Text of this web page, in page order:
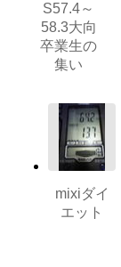
S57.4～
58.3大向
卒業生の
集い
mixiダイ
エット